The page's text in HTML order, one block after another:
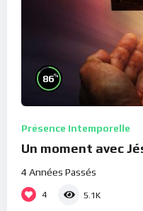
86%
Présence Intemporelle
Un moment avec
4 Années Passés
4 5.1K